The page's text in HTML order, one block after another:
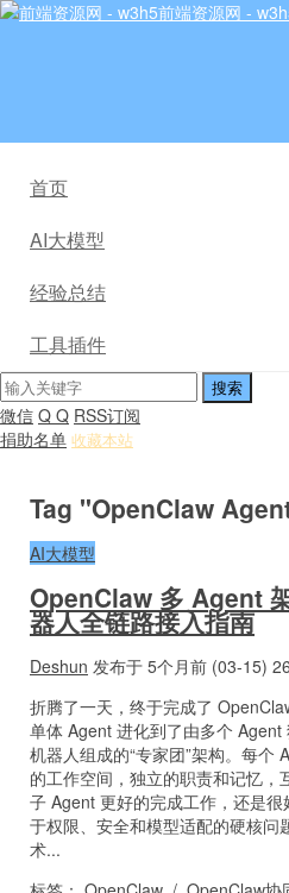
前端资源网 -
首页
AI大模型
经验总结
工具插件
微信 Q Q RSS订阅
捐助名单 收藏本站
Tag "OpenClaw
AI大模型
OpenClaw 多 Agent
器人全链路接入指南
Deshun 发布于 5个月前 (03-15)
折腾了一天，终于完成了
单体 Agent 进化到了由多个
机器人组成的“专家团”架构。每个
的工作空间，独立的职责和记忆
子 Agent 更好的完成工作，还是
于权限、安全和模型适配的硬核问
术...